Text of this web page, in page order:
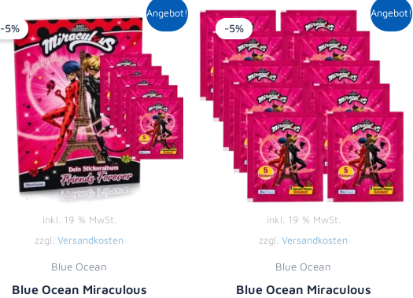
Angebot!
-5%
inkl. 19 % MwSt.
zzgl. Versandkosten
Blue Ocean
Blue Ocean Miraculous
Ursprünglicher
Preis
war:
8,90 €
Aktueller
Preis
ist:
8,49 €.
Angebot!
-5%
inkl. 19 % MwSt.
zzgl. Versandkosten
Blue Ocean
Blue Ocean Miraculous
Ursprünglicher
Preis
war:
10,00 €
Aktueller
Preis
ist:
9,49 €.